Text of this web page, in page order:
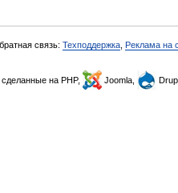
связь: Техподдержка Реклама на
, сделанные на PHP, Joomla,